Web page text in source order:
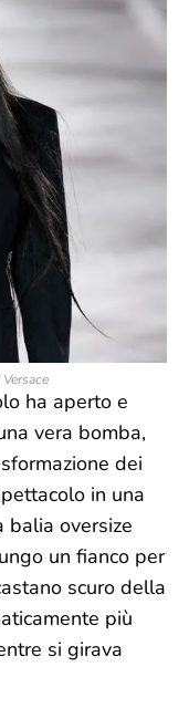
ha aperto e
vera bomba,
dei
in una
balia oversize
un fianco per
scuro della
più
si girava